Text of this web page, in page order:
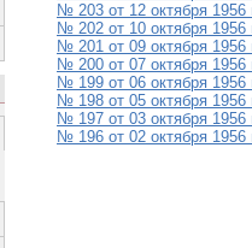
№ 203 от 12 октября 1956
№ 202 от 10 октября 1956
№ 201 от 09 октября 1956
№ 200 от 07 октября 1956
№ 199 от 06 октября 1956
№ 198 от 05 октября 1956
№ 197 от 03 октября 1956
№ 196 от 02 октября 1956